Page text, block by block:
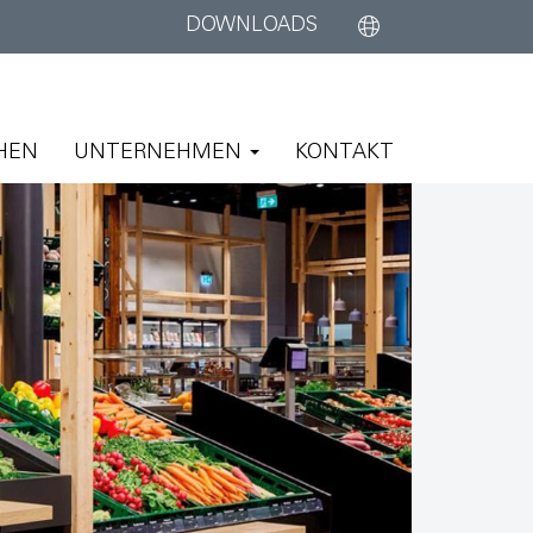
DOWNLOADS
UNTERNEHMEN KONTAKT